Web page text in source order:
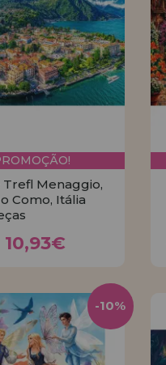
Menaggio,
Como, Itália
10,93€
-10%